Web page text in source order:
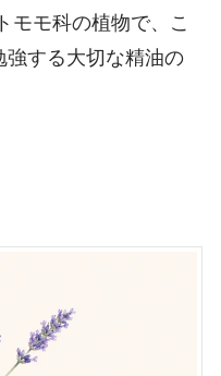
モモ科の植物で、こ
強する大切な精油の